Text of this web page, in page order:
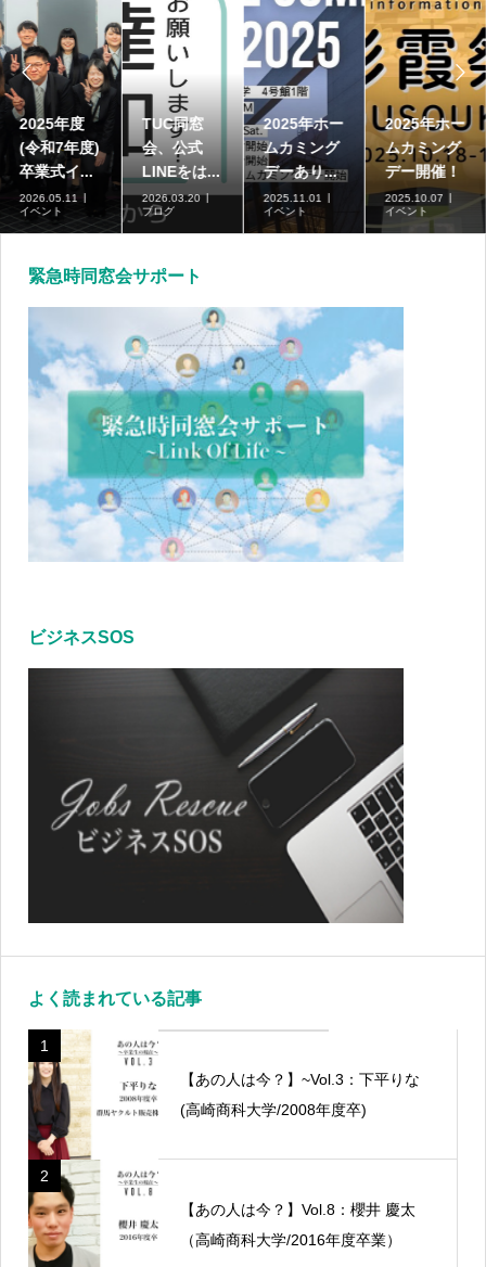

2025年度
(令和7年度)
卒業式イ...
2026.05.11
イベント
TUC同窓
会、公式
LINEをは...
2026.03.20
ブログ
2025年ホー
ムカミング
デーあり...
2025.11.01
イベント
2025年ホー
ムカミング
デー開催！
2025.10.07
イベント

緊急時同窓会サポート
ビジネスSOS
よく読まれている記事
1
【あの人は今？】~Vol.3：下平りな
(高崎商科大学/2008年度卒)
2
【あの人は今？】Vol.8：櫻井 慶太
（高崎商科大学/2016年度卒業）